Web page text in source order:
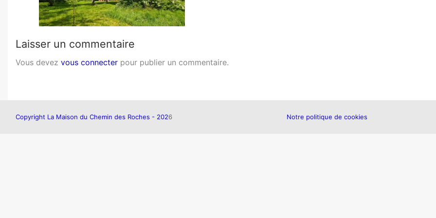
Laisser un commentaire
Vous devez vous connecter pour publier un commentaire.
Copyright La Maison du Chemin des Roches - 2026 Notre politique de cookies